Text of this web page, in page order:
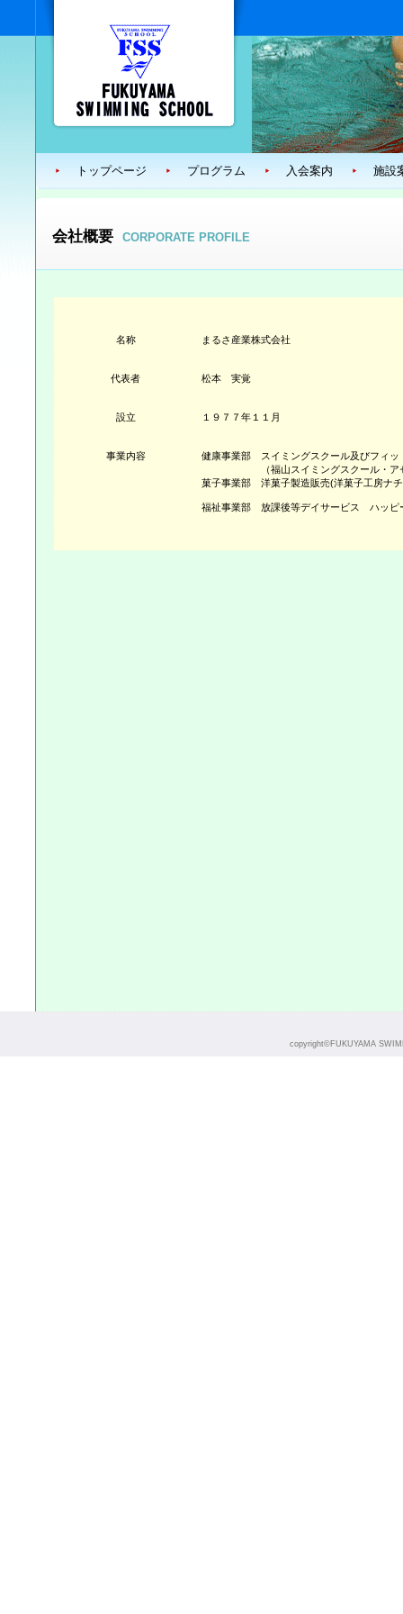
会社概要 CORPORATE PROFILE
名称 まるさ産業株式会社
代表者 松本 実覚
設立 １９７７年１１月
事業内容
健康事業部 スイミングスクール及びフィッ
（福山スイミングスクール・アセ
菓子事業部 洋菓子製造販売(洋菓子工房ナ
福祉事業部 放課後等デイサービス ハッピ
トップページ プログラム 入会案内 施設
copyright©FUKUYAMA